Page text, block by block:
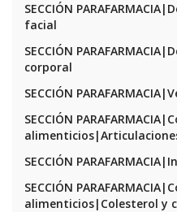
SECCIÓN
facial
SECCIÓN
corporal
SECCIÓN
SECCIÓN
SECCIÓN
SECCIÓN
alimenticios|Colesterol y